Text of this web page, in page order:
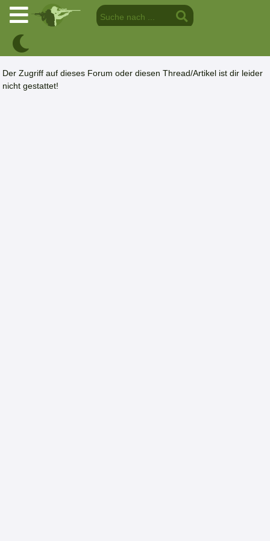
Der Zugriff auf dieses Forum oder diesen Thread/Artikel ist dir leider
nicht gestattet!